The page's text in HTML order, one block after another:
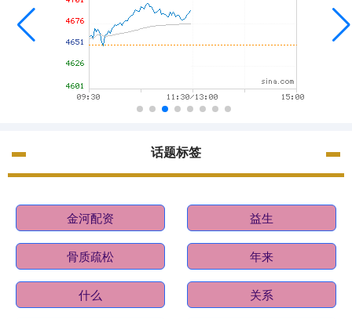
话题标签
金河配资 益生
骨质疏松 年来
什么 关系